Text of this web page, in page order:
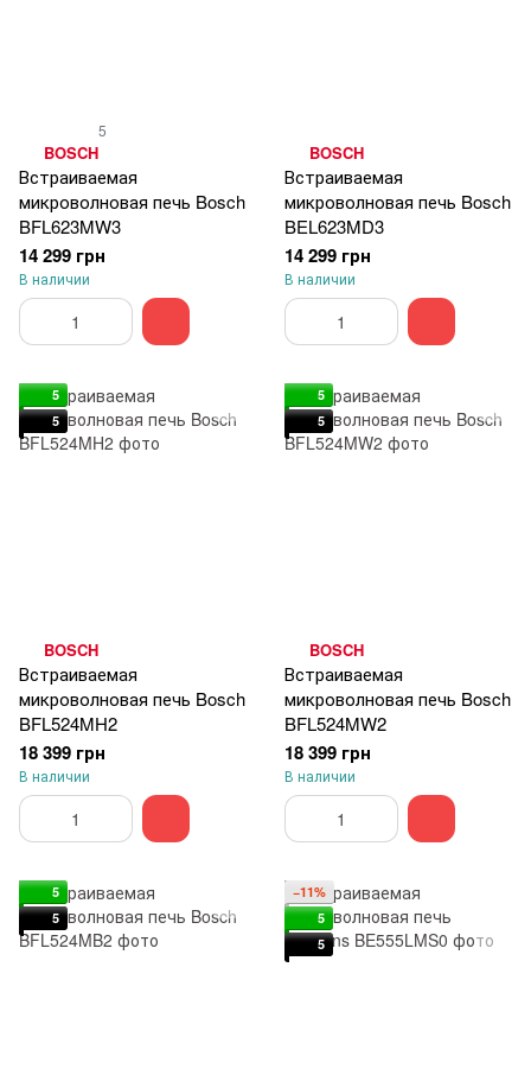
5
BOSCH
Встраиваемая
микроволновая печь Bosch
BFL623MW3
14 299 грн
В наличии
BOSCH
Встраиваемая
микроволновая печь Bosch
BEL623MD3
14 299 грн
В наличии
5
5
BOSCH
Встраиваемая
микроволновая печь Bosch
BFL524MH2
18 399 грн
В наличии
5
5
BOSCH
Встраиваемая
микроволновая печь Bosch
BFL524MW2
18 399 грн
В наличии
5
5
−11%
5
5